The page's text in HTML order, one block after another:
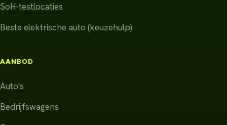
SoH-testlocaties
Beste elektrische auto (keuzehulp)
AANBOD
Auto's
Bedrijfswagens